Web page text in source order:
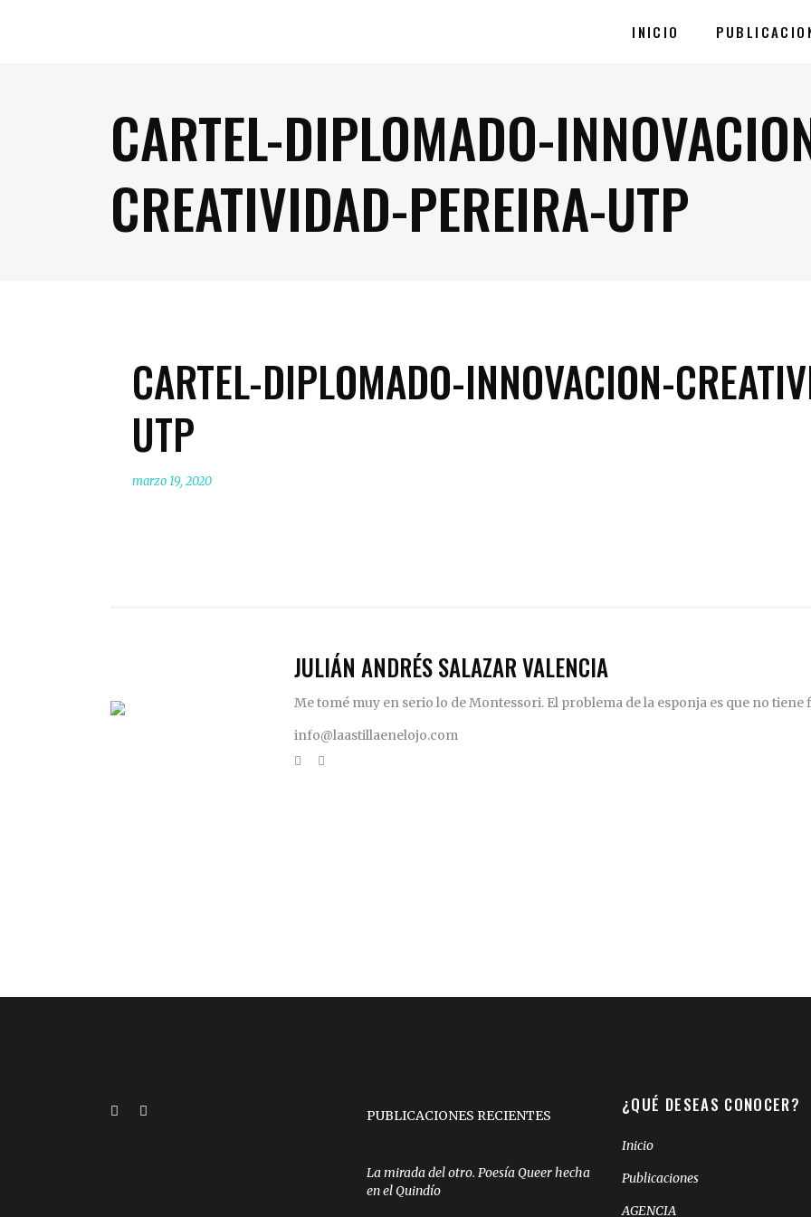
INICIO
CARTEL-DIPLOMADO-
CREATIVIDAD-PEREIRA-UTP
CARTEL-DIPLOMADO-INNOVACION-
UTP
marzo 19, 2020
JULIÁN ANDRÉS SALAZAR VALENCIA
Me tomé muy en serio lo de Montessori. El problema de la esponja es que no tiene
info@laastillaenelojo.com
PUBLICACIONES RECIENTES
La mirada del otro. Poesía Queer hecha
en el Quindío
¿QUÉ DESEAS CONOCER?
Inicio
Publicaciones
AGENCIA